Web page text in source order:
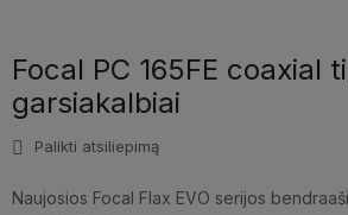
Focal PC 165FE coaxial
garsiakalbiai
Palikti atsiliepimą
Naujosios Focal Flax EVO serijos